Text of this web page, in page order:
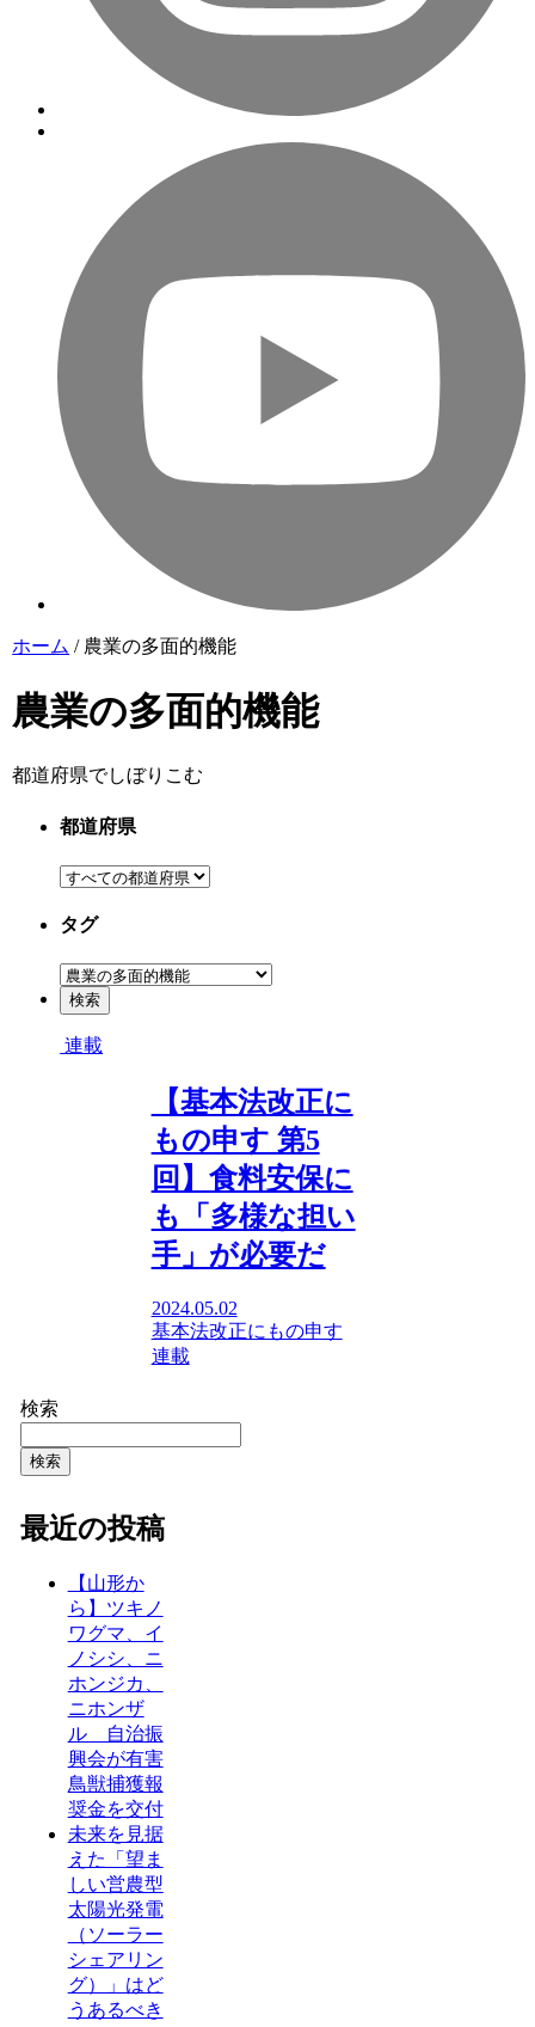
ホーム /農業の多面的機能
農業の多面的機能
都道府県でしぼりこむ
都道府県
タグ
連載
【基本法改正に
もの申す 第5
回】食料安保に
も「多様な担い
手」が必要だ
2024.05.02
基本法改正にもの申す
連載
検索
検索
最近の投稿
【山形か
ら】ツキノ
ワグマ、イ
ノシシ、ニ
ホンジカ、
ニホンザ
ル 自治振
興会が有害
鳥獣捕獲報
奨金を交付
未来を見据
えた「望ま
しい営農型
太陽光発電
（ソーラー
シェアリン
グ）」はど
うあるべき